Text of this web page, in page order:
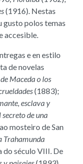
(1916). Nestas
gusto polos temas
accesible.
e en estilo
de novelas
Maceda o los
(1883);
esclava y
secreto de una
mosteiro de San
Trahamunda
do século VIII. De